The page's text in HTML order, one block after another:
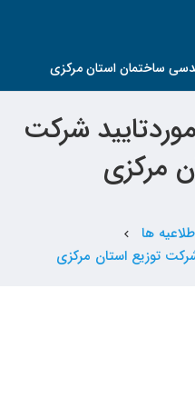
ساختمان استان مرکزی
شرکت
مرکزی
ها chevron_left
توزیع استان مرکزی